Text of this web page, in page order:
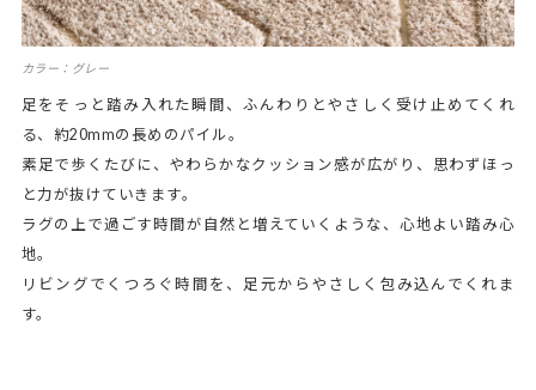
カラー：グレー
足をそっと踏み入れた瞬間、ふんわりとやさしく受け止めてくれ
る、約20mmの長めのパイル。
素足で歩くたびに、やわらかなクッション感が広がり、思わずほっ
と力が抜けていきます。
ラグの上で過ごす時間が自然と増えていくような、心地よい踏み心
地。
リビングでくつろぐ時間を、足元からやさしく包み込んでくれま
す。